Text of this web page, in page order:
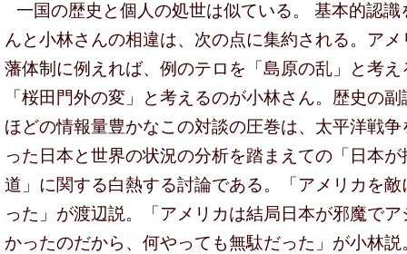
一国の歴史と個人の処世は似ている。 基本的認
んと小林さんの相違は、次の点に集約される。ア
藩体制に例えれば、例のテロを「島原の乱」と考
「桜田門外の変」と考えるのが小林さん。歴史の
ほどの情報量豊かなこの対談の圧巻は、太平洋戦
った日本と世界の状況の分析を踏まえての「日本
道」に関する白熱する討論である。「アメリカを
った」が渡辺説。「アメリカは結局日本が邪魔で
かったのだから、何やっても無駄だった」が小林